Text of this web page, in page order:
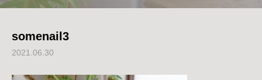
somenail3
2021.06.30